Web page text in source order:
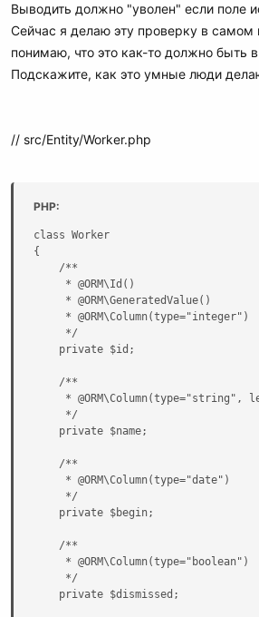
Выводить должно "уволен" если поле
Сейчас я делаю эту проверку в самом
понимаю, что это как-то должно быть
Подскажите, как это умные люди
// src/Entity/Worker.php
PHP:
class Worker
{
    /**
     * @ORM\Id()
     * @ORM\GeneratedValue()
     * @ORM\Column(type="integer")
     */
    private $id;
    /**
* @ORM\Column(type="string",
     */
    private $name;
    /**
     * @ORM\Column(type="date")
     */
    private $begin;
    /**
     * @ORM\Column(type="boolean")
     */
    private $dismissed;